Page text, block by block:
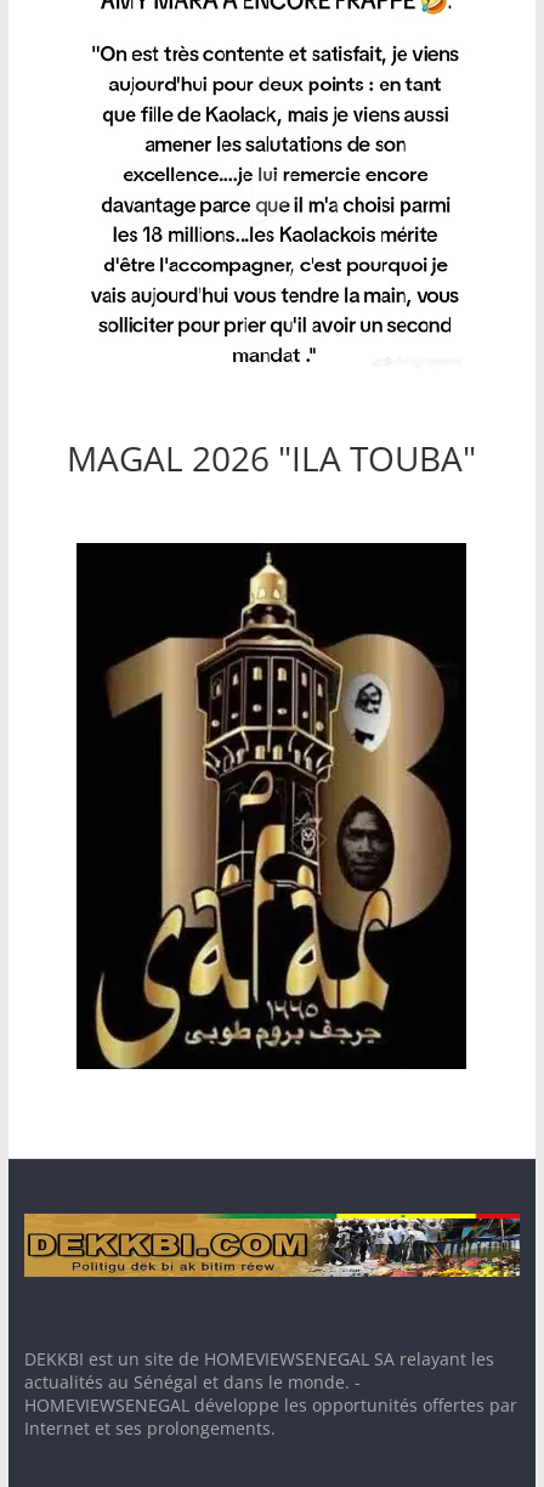
MAGAL 2026 "ILA TOUBA"
DEKKBI est un site de HOMEVIEWSENEGAL SA relayant les
actualités au Sénégal et dans le monde. -
HOMEVIEWSENEGAL développe les opportunités offertes par
Internet et ses prolongements.